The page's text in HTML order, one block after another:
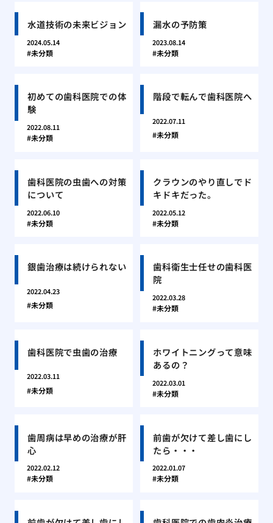
水道技術の未来ビジョン
2024.05.14
未分類
漏水の予防策
2023.08.14
未分類
初めての歯科医院での体
験
2022.08.11
未分類
階段で転んで歯科医院へ
2022.07.11
未分類
歯科医院の虫歯への対策
について
2022.06.10
未分類
クラウンのやり直しでド
キドキだった。
2022.05.12
未分類
銀歯治療は続けられない
2022.04.23
未分類
歯科衛生士任せの歯科医
院
2022.03.28
未分類
歯科医院で虫歯の治療
2022.03.11
未分類
ホワイトニングって意味
あるの？
2022.03.01
未分類
歯周病は早めの治療が肝
心
2022.02.12
未分類
前歯が欠けて差し歯にし
たら・・・
2022.01.07
未分類